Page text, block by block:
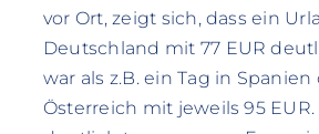
vor Ort, zeigt sich, dass ein
Deutschland mit 77 EUR
war als z.B. ein Tag in Spanien
Österreich mit jeweils 95